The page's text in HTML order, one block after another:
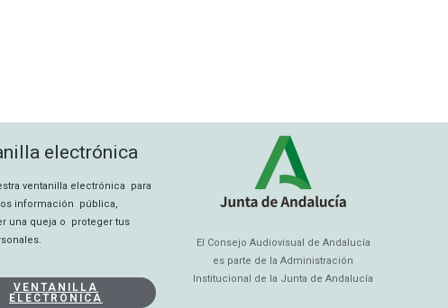
electrónica
ventanilla electrónica para
información pública,
una queja o proteger tus
VENTANILLA
ELECTRÓNICA
El Consejo Audiovisual de Andalucía
es parte de la Administración
Institucional de la Junta de Andalucía